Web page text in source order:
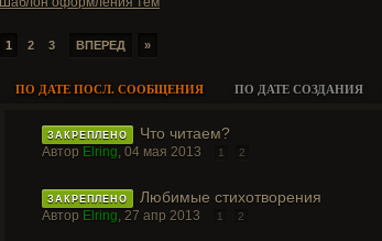
1 2 3 ВПЕРЕД »
ПО ДАТЕ ПОСЛ. СООБЩЕНИЯ ПО ДАТЕ СОЗДАНИЯ
ЗАКРЕПЛЕНО Что читаем?
Автор Elring, 04 мая 2013 1 2
ЗАКРЕПЛЕНО Любимые стихотворения
Автор Elring, 27 апр 2013 1 2